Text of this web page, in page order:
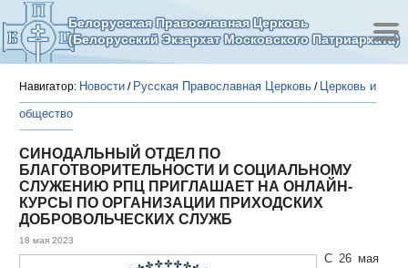
Белорусская Православная Церковь
(Белорусский Экзархат Московского Патриархата)
Навигатор: Новости / Русская Православная Церковь / Церковь и
общество
СИНОДАЛЬНЫЙ ОТДЕЛ ПО
БЛАГОТВОРИТЕЛЬНОСТИ И СОЦИАЛЬНОМУ
СЛУЖЕНИЮ РПЦ ПРИГЛАШАЕТ НА ОНЛАЙН-
КУРСЫ ПО ОРГАНИЗАЦИИ ПРИХОДСКИХ
ДОБРОВОЛЬЧЕСКИХ СЛУЖБ
18 мая 2023
С 26 мая